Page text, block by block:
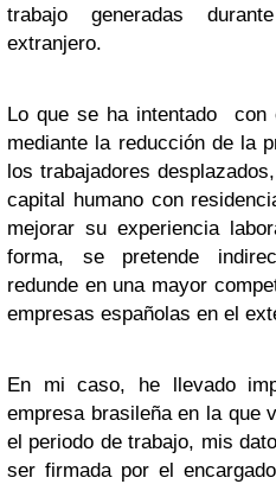
trabajo generadas
extranjero.
Lo que se ha intentado con
mediante la reducción de la
los trabajadores
capital humano con
mejorar su experiencia
forma, se pretende
redunde en una mayor
empresas españolas en el
En mi caso, he llevado
empresa brasileña en la que
el periodo de trabajo, mis
ser firmada por el